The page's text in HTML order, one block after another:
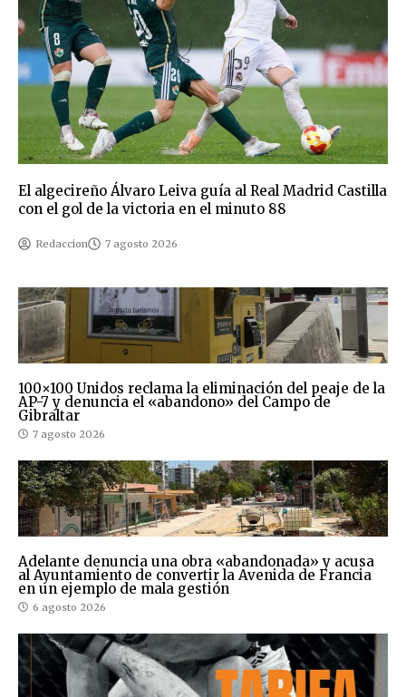
El algecireño Álvaro Leiva guía al Real Madrid Castilla
con el gol de la victoria en el minuto 88
Redaccion 7 agosto 2026
100×100 Unidos reclama la eliminación del peaje de la
AP-7 y denuncia el «abandono» del Campo de
Gibraltar
7 agosto 2026
Adelante denuncia una obra «abandonada» y acusa
al Ayuntamiento de convertir la Avenida de Francia
en un ejemplo de mala gestión
6 agosto 2026